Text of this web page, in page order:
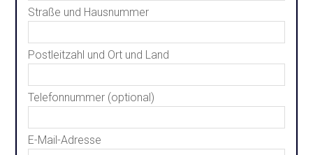
Straße und Hausnummer
Postleitzahl und Ort und Land
Telefonnummer (optional)
E-Mail-Adresse